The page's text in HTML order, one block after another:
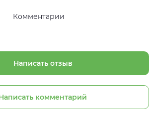
Комментарии
Написать отзыв
комментарий